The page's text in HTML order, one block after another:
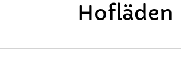
Hofläden